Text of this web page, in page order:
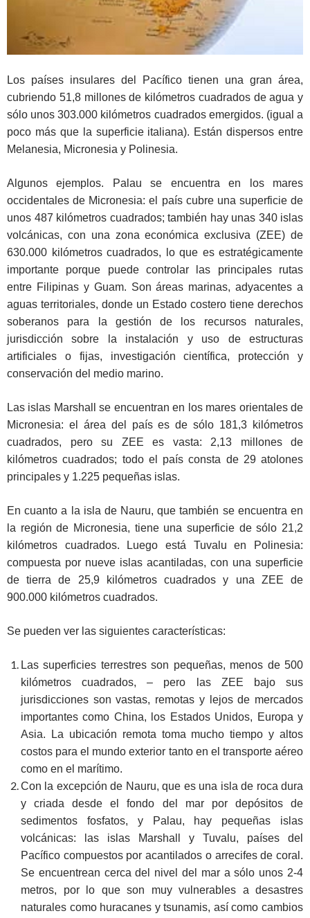
Los países insulares del Pacífico tienen una gran área,
cubriendo 51,8 millones de kilómetros cuadrados de agua y
sólo unos 303.000 kilómetros cuadrados emergidos. (igual a
poco más que la superficie italiana). Están dispersos entre
Melanesia, Micronesia y Polinesia.
Algunos ejemplos. Palau se encuentra en los mares
occidentales de Micronesia: el país cubre una superficie de
unos 487 kilómetros cuadrados; también hay unas 340 islas
volcánicas, con una zona económica exclusiva (ZEE) de
630.000 kilómetros cuadrados, lo que es estratégicamente
importante porque puede controlar las principales rutas
entre Filipinas y Guam. Son áreas marinas, adyacentes a
aguas territoriales, donde un Estado costero tiene derechos
soberanos para la gestión de los recursos naturales,
jurisdicción sobre la instalación y uso de estructuras
artificiales o fijas, investigación científica, protección y
conservación del medio marino.
Las islas Marshall se encuentran en los mares orientales de
Micronesia: el área del país es de sólo 181,3 kilómetros
cuadrados, pero su ZEE es vasta: 2,13 millones de
kilómetros cuadrados; todo el país consta de 29 atolones
principales y 1.225 pequeñas islas.
En cuanto a la isla de Nauru, que también se encuentra en
la región de Micronesia, tiene una superficie de sólo 21,2
kilómetros cuadrados. Luego está Tuvalu en Polinesia:
compuesta por nueve islas acantiladas, con una superficie
de tierra de 25,9 kilómetros cuadrados y una ZEE de
900.000 kilómetros cuadrados.
Se pueden ver las siguientes características:
Las superficies terrestres son pequeñas, menos de 500
kilómetros cuadrados, – pero las ZEE bajo sus
jurisdicciones son vastas, remotas y lejos de mercados
importantes como China, los Estados Unidos, Europa y
Asia. La ubicación remota toma mucho tiempo y altos
costos para el mundo exterior tanto en el transporte aéreo
como en el marítimo.
Con la excepción de Nauru, que es una isla de roca dura
y criada desde el fondo del mar por depósitos de
sedimentos fosfatos, y Palau, hay pequeñas islas
volcánicas: las islas Marshall y Tuvalu, países del
Pacífico compuestos por acantilados o arrecifes de coral.
Se encuentrean cerca del nivel del mar a sólo unos 2-4
metros, por lo que son muy vulnerables a desastres
naturales como huracanes y tsunamis, así como cambios